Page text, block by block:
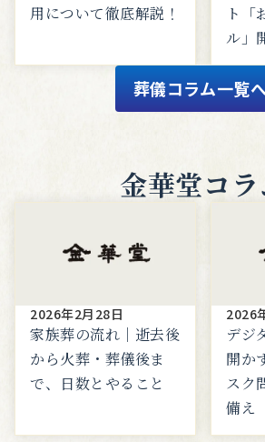
用について徹底解説！
ト「
ル」
葬儀コラム一覧
金華堂コラ
2026年2月28日
家族葬の流れ｜逝去後
から火葬・葬儀後ま
で、日数とやること
2026
デジ
開か
スク
備え